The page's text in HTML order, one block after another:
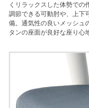
くリラックスした体勢での
調節できる可動肘や、上下
備。通気性の良いメッシュ
タンの座面が良好な座り心